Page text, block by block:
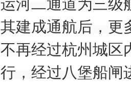
运河二通道为三级
其建成通航后，更
不再经过杭州城区
行，经过八堡船闸